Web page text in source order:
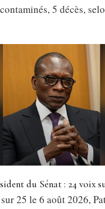
5 décès,
du Sénat : 24 voix
25 le 6 août 2026,